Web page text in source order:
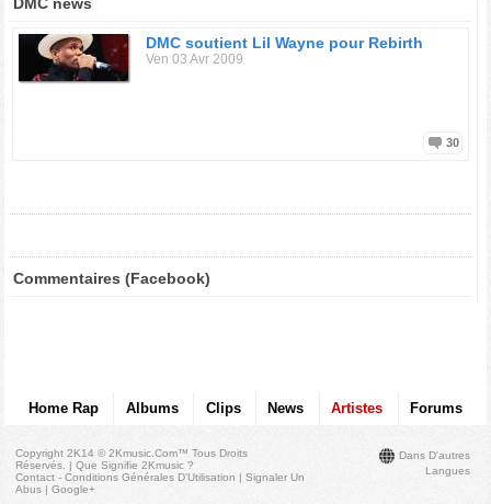
DMC soutient Lil Wayne pour Rebirth
Ven 03 Avr 2009
30
Commentaires (Facebook)
Home Rap Albums Clips News Artistes Forums
Dans D'autres
Langues
Copyright 2K14 © 2Kmusic.com™Tous Droits
Réservés . |Que Signifie 2Kmusic ?
Contact - Conditions Générales D'Utilisation |Signaler Un
Abus |Google+